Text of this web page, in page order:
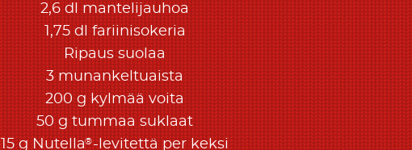
2,6 dl mantelijauhoa
1,75 dl fariinisokeria
Ripaus suolaa
3 munankeltuaista
200 g kylmää voita
50 g tummaa suklaat
15 g Nutella®-levitettä per keksi